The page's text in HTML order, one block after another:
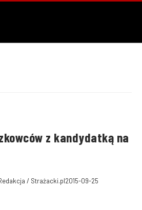
z kandydatką na
/ Strażacki.pl2015-09-25